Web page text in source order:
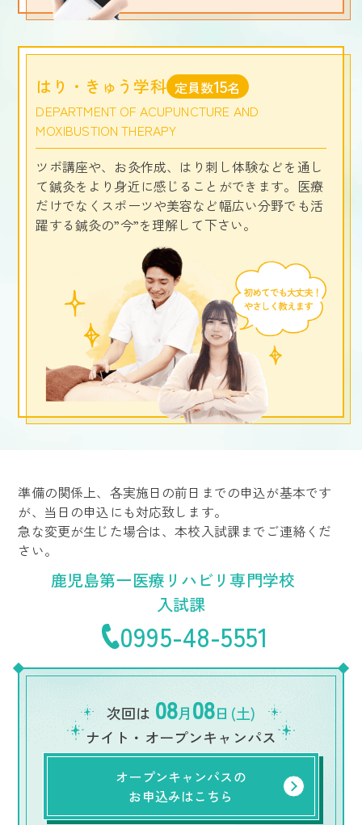
はり・きゅう学科 定員数15名
DEPARTMENT OF ACUPUNCTURE AND
MOXIBUSTION THERAPY
ツボ講座や、お灸作成、はり刺し体験などを通し
て鍼灸をより身近に感じることができます。医療
だけでなくスポーツや美容など幅広い分野でも活
躍する鍼灸の”今”を理解して下さい。
準備の関係上、各実施日の前日までの申込が基本です
が、当日の申込にも対応致します。
急な変更が生じた場合は、本校入試課までご連絡くだ
さい。
鹿児島第一医療リハビリ専門学校
入試課
0995-48-5551
次回は 08月08日(土)
ナイト・オープンキャンパス
オープンキャンパスの
お申込みはこちら